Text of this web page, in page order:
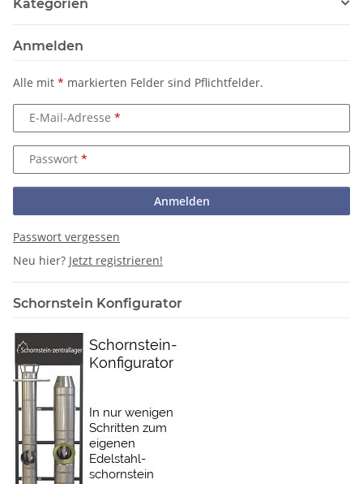
Kategorien
Anmelden
Alle mit * markierten Felder sind Pflichtfelder.
E-Mail-Adresse
Passwort
Anmelden
Passwort vergessen
Neu hier? Jetzt registrieren!
Schornstein Konfigurator